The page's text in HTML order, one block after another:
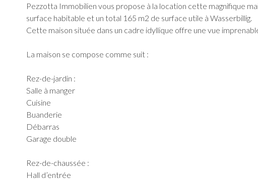
Pezzotta Immobilien vous propose à la location cette magnifique
surface habitable et un total 165 m2 de surface utile à Wasserbillig.
Cette maison située dans un cadre idyllique offre une vue
La maison se compose comme suit :
Rez-de-jardin :
Salle à manger
Cuisine
Buanderie
Débarras
Garage double
Rez-de-chaussée :
Hall d’entrée